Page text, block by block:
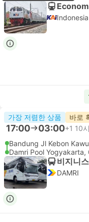
가장 저렴한 상품 바로
17:00 03:00+1 10
Bandung Jl Kebon
Damri Pool Yogyakarta,
비지니
DAMRI